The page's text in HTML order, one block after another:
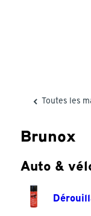
Toutes les
Brunox
Auto &